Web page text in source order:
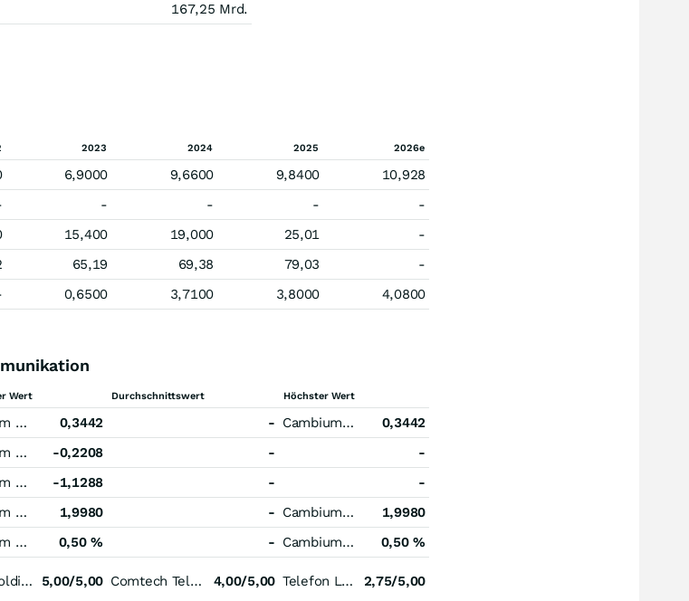
167,25 Mrd.
2023 2024 2025 2026e
6,9000 9,6600 9,8400
10,928
- - -
-
15,400 19,000 25,01
-
65,19 69,38 79,03
-
0,6500 3,7100 3,8000 4,0800
Wert Durchschnittswert Höchster Wert
Cambium Networks 0,3442 - Cambium Networks
0,3442
Cambium Networks -0,2208 -
-
Cambium Networks -1,1288 -
-
Cambium Networks 1,9980 - Cambium Networks
1,9980
Cambium Networks 0,50 % - Cambium Networks
0,50 %
Spok Holdings 5,00/5,00 Comtech Telecommunications 4,00/5,00 Telefon L.M.Ericsson (B) (B) 2,75/5,00